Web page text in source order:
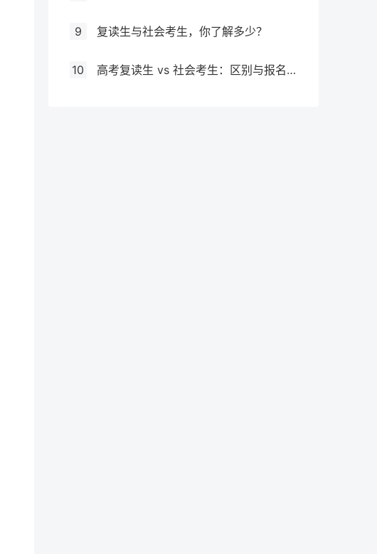
9 复读生与社会考生，你了解多少？
10 高考复读生 vs 社会考生：区别与报名要求全解析